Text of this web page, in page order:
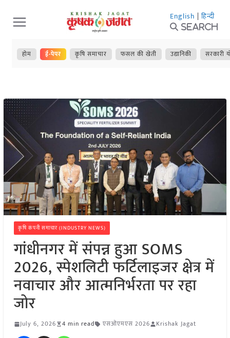
Skip
to
content
English | हिन्दी
Search
होम ई-पेपर कृषि समाचार फसल की खेती उद्यानिकी सरकारी
कृषि कंपनी समाचार (INDUSTRY NEWS)
गांधीनगर में संपन्न हुआ SOMS
2026, स्पेशलिटी फर्टिलाइजर क्षेत्र में
नवाचार और आत्मनिर्भरता पर रहा
जोर
July 6, 2026 4 min read एसओएमएस 2026 Krishak Jagat